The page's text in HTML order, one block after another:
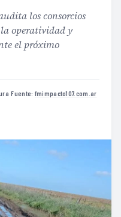
los consorcios
operatividad y
el próximo
·Fuente: fmimpacto107.com.ar